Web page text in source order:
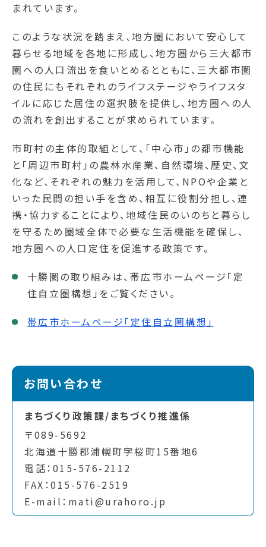
まれています。
このような状況を踏まえ、地方圏において安心して
暮らせる地域を各地に形成し、地方圏から三大都市
圏への人口流出を食いとめるとともに、三大都市圏
の住民にもそれぞれのライフステージやライフスタ
イルに応じた居住の選択肢を提供し、地方圏への人
の流れを創出することが求められています。
市町村の主体的取組として、「中心市」の都市機能
と「周辺市町村」の農林水産業、自然環境、歴史、文
化など、それぞれの魅力を活用して、NPOや企業と
いった民間の担い手を含め、相互に役割分担し、連
携・協力することにより、地域住民のいのちと暮らし
を守るため圏域全体で必要な生活機能を確保し、
地方圏への人口定住を促進する政策です。
十勝圏の取り組みは、帯広市ホームページ「定
住自立圏構想」をご覧ください。
帯広市ホームページ「定住自立圏構想」
お問い合わせ
まちづくり政策課/まちづくり推進係
〒089-5692
北海道十勝郡浦幌町字桜町15番地6
電話：015-576-2112
FAX：015-576-2519
E-mail：mati@urahoro.jp